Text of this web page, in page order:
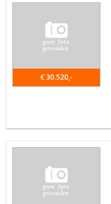
€ 30.520,-